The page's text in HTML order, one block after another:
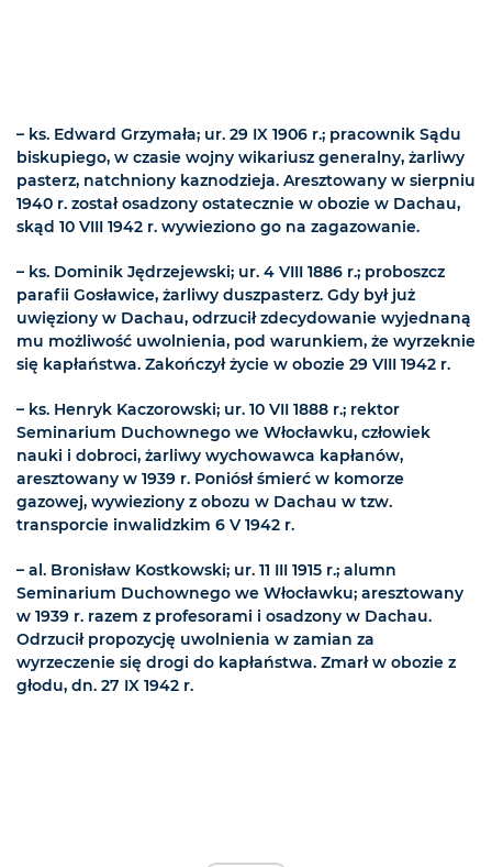
– ks. Edward Grzymała; ur. 29 IX 1906 r.; pracownik Sądu
biskupiego, w czasie wojny wikariusz generalny, żarliwy
pasterz, natchniony kaznodzieja. Aresztowany w sierpniu
1940 r. został osadzony ostatecznie w obozie w Dachau,
skąd 10 VIII 1942 r. wywieziono go na zagazowanie.
– ks. Dominik Jędrzejewski; ur. 4 VIII 1886 r.; proboszcz
parafii Gosławice, żarliwy duszpasterz. Gdy był już
uwięziony w Dachau, odrzucił zdecydowanie wyjednaną
mu możliwość uwolnienia, pod warunkiem, że wyrzeknie
się kapłaństwa. Zakończył życie w obozie 29 VIII 1942 r.
– ks. Henryk Kaczorowski; ur. 10 VII 1888 r.; rektor
Seminarium Duchownego we Włocławku, człowiek
nauki i dobroci, żarliwy wychowawca kapłanów,
aresztowany w 1939 r. Poniósł śmierć w komorze
gazowej, wywieziony z obozu w Dachau w tzw.
transporcie inwalidzkim 6 V 1942 r.
– al. Bronisław Kostkowski; ur. 11 III 1915 r.; alumn
Seminarium Duchownego we Włocławku; aresztowany
w 1939 r. razem z profesorami i osadzony w Dachau.
Odrzucił propozycję uwolnienia w zamian za
wyrzeczenie się drogi do kapłaństwa. Zmarł w obozie z
głodu, dn. 27 IX 1942 r.